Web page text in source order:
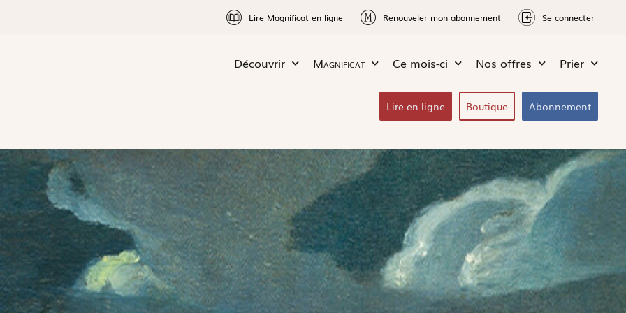
Lire Magnificat en ligne Renouveler mon abonnement Se connecter
Découvrir Magnificat Ce mois-ci Nos offres Prier
Lire en ligne Boutique Abonnement